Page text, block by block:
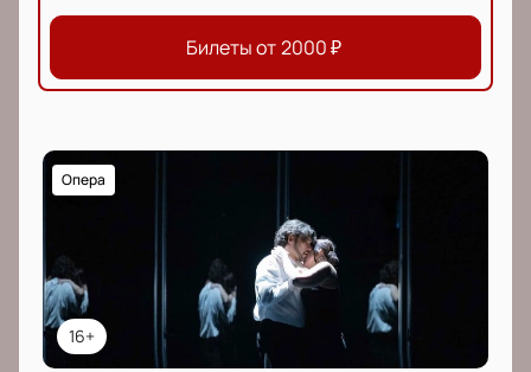
Билеты от 2000₽
16+
Опера